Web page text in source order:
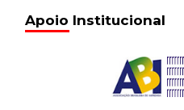
Apoio Institucional